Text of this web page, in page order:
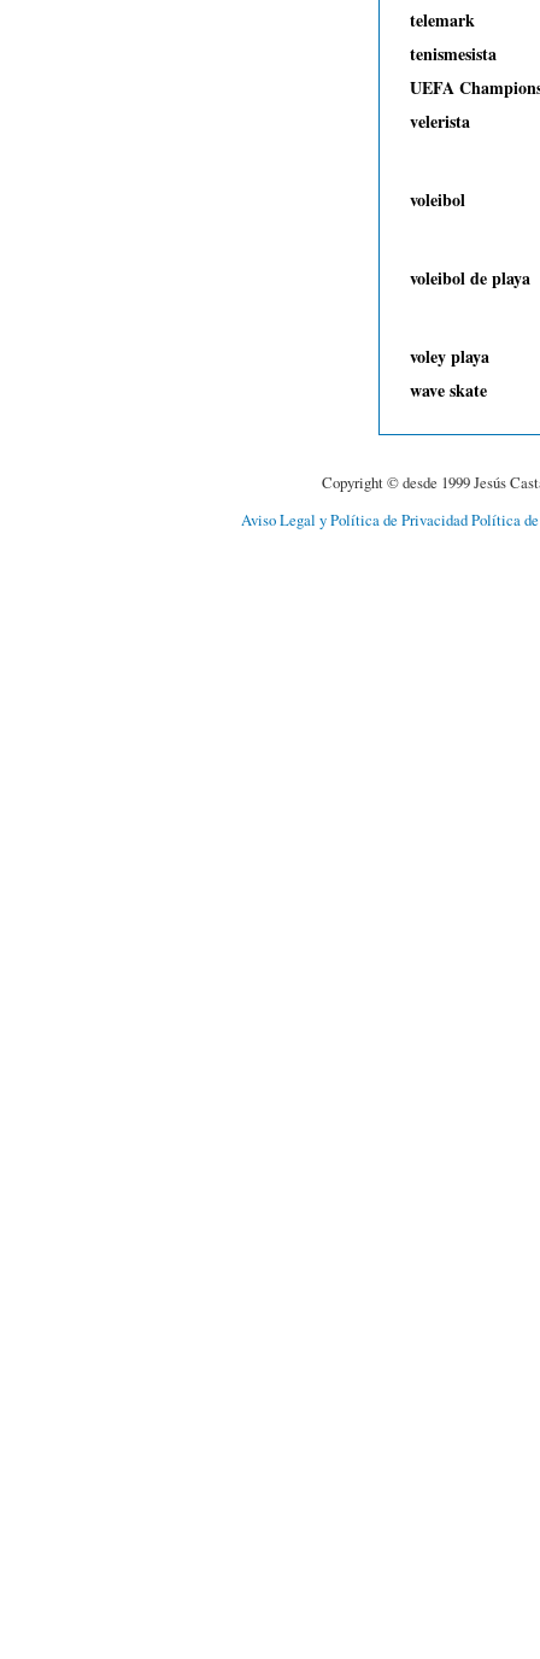
telemark
tenismesista
UEFA
velerista
voleibol
voleibol de playa
voley playa
wave skate
Copyright © desde 1999 Jesús
Aviso Legal y Política de PrivacidadPolítica